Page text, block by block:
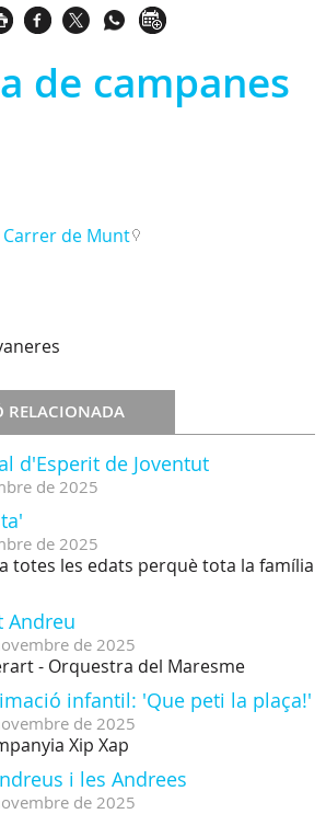
de campanes
Carrer de Munt
RELACIONADA
d'Esperit de Joventut
de 2025
de 2025
totes les edats perquè tota la família
Andreu
de 2025
- Orquestra del Maresme
infantil: 'Que peti la plaça!'
de 2025
Xip Xap
i les Andrees
de 2025